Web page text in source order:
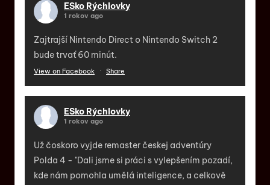
ESko Rýchlovky
1 rokov ago
Zajtrajší Nintendo Direct o Nintendo Switch 2
bude trvať 60 minút.
View on Facebook · Share
ESko Rýchlovky
1 rokov ago
Už čoskoro vyjde remaster českej adventúry
Polda 4 - "Dali jsme si práci s vylepšením pozadí,
kde nám pomohla umělá inteligence, a celkově